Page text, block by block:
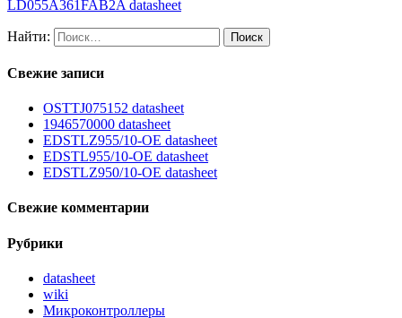
LD055A361FAB2A datasheet
Найти:
Свежие записи
OSTTJ075152 datasheet
1946570000 datasheet
EDSTLZ955/10-OE datasheet
EDSTL955/10-OE datasheet
EDSTLZ950/10-OE datasheet
Свежие комментарии
Рубрики
datasheet
wiki
Микроконтроллеры